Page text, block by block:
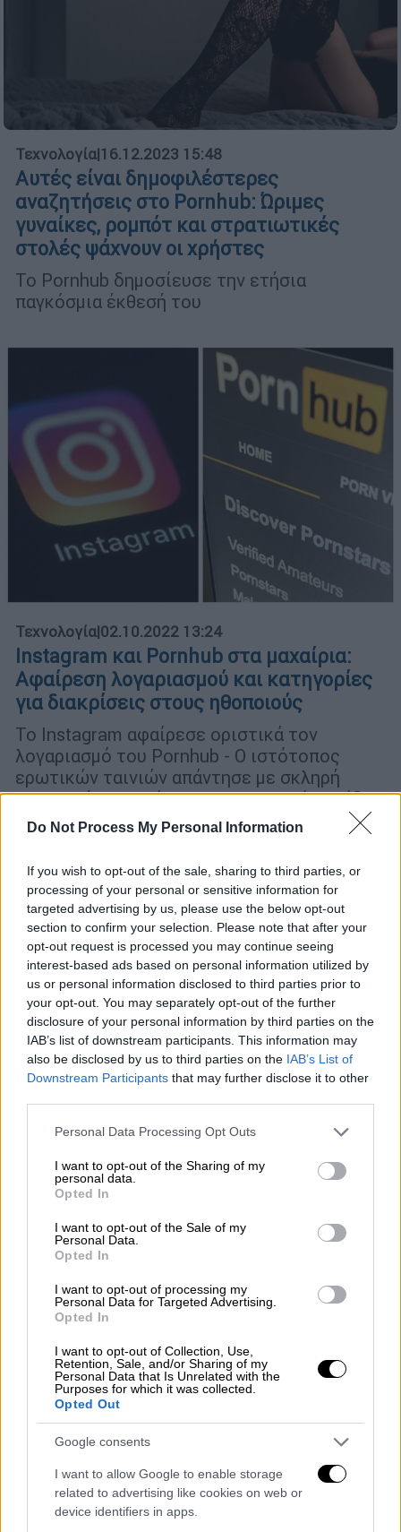
Do Not Process My Personal Information
If you wish to opt-out of the sale, sharing to third parties, or
processing of your personal or sensitive information for
targeted advertising by us, please use the below opt-out
section to confirm your selection. Please note that after your
opt-out request is processed you may continue seeing
interest-based ads based on personal information utilized by
us or personal information disclosed to third parties prior to
your opt-out. You may separately opt-out of the further
disclosure of your personal information by third parties on the
IAB’s list of downstream participants. This information may
also be disclosed by us to third parties on the IAB’s List of
Downstream Participants that may further disclose it to other
Please note that this website/app uses one or more Google
not limited to your visit or usage behaviour. You may click to
grant or deny consent to Google and its third-party tags to
use your data for below specified purposes in below Google
consent section.
Personal Data Processing Opt Outs
I want to opt-out of the Sharing of my
personal data.
Opted In
I want to opt-out of the Sale of my
Personal Data.
Opted In
I want to opt-out of processing my
Personal Data for Targeted Advertising.
Opted In
I want to opt-out of Collection, Use,
Retention, Sale, and/or Sharing of my
Personal Data that Is Unrelated with the
Purposes for which it was collected.
Opted Out
Google consents
I want to allow Google to enable storage
related to advertising like cookies on web or
device identifiers in apps.
Τεχνολογία|16.12.2023 15:48
Αυτές είναι δημοφιλέστερες
αναζητήσεις στο Pornhub: Ώριμες
γυναίκες, ρομπότ και στρατιωτικές
στολές ψάχνουν οι χρήστες
Το Pornhub δημοσίευσε την ετήσια
παγκόσμια έκθεσή του
Τεχνολογία|02.10.2022 13:24
Instagram και Pornhub στα μαχαίρια:
Αφαίρεση λογαριασμού και κατηγορίες
για διακρίσεις στους ηθοποιούς
Το Instagram αφαίρεσε οριστικά τον
λογαριασμό του Pornhub - Ο ιστότοπος
ερωτικών ταινιών απάντησε με σκληρή
επιστολή στον Ζάκερμπεργκ. Ζητεί την ίδια
μεταχείριση με την Κιμ Καρντάσιαν
Η πιο πρωτότυπη δουλειά: Πληρώνεται
για να βλέπει ερωτικές ταινίες με τις…
ώρες
Την επέλεξαν ανάμεσα σε 30.000 άτομα
Κόσμος|25.03.2020 21:43